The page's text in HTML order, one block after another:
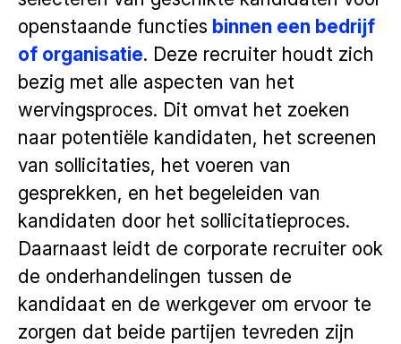
openstaande functies binnen een bedrijf
of organisatie. Deze recruiter houdt zich
bezig met alle aspecten van het
wervingsproces. Dit omvat het zoeken
naar potentiële kandidaten, het screenen
van sollicitaties, het voeren van
gesprekken, en het begeleiden van
kandidaten door het sollicitatieproces.
Daarnaast leidt de corporate recruiter ook
de onderhandelingen tussen de
kandidaat en de werkgever om ervoor te
zorgen dat beide partijen tevreden zijn